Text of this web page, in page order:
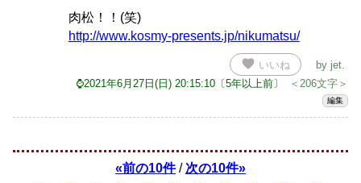
肉松！！(笑)
http://www.kosmy-presents.jp/nikumatsu/
favorite いいね by jet
⌚2021年6月27日(日) 20:15:10〔5年以上前〕
＜206文字＞
編集
«前の10件 / 次の10件»